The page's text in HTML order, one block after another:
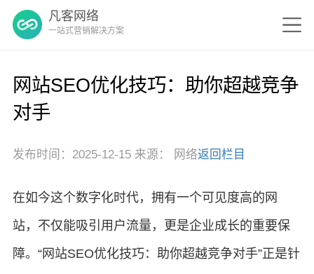
凡客网络
一站式营销解决方案
网站SEO优化技巧：助你超越竞争
对手
发布时间：2025-12-15 来源： 网络返回栏目
在如今这个数字化时代，拥有一个可见度高的网
站，不仅能吸引用户流量，更是企业成长的重要保
障。“网站SEO优化技巧：助你超越竞争对手”正是针